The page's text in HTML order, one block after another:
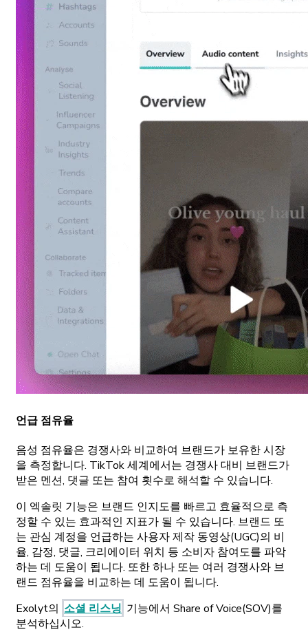
언급 점유율
음성 점유율은 경쟁사와 비교하여 브랜드가 보유한 시장
을 측정합니다. TikTok 세계에서는 경쟁사 대비 브랜드가
받은 멘션, 댓글 또는 참여 횟수로 해석할 수 있습니다.
이 엑솔릿 기능은 브랜드 인지도를 빠르고 효율적으로 측
정할 수 있는 효과적인 지표가 될 수 있습니다. 브랜드 또
는 관심 계정을 언급하는 사용자 제작 동영상(UGC)의 비
율, 감정, 댓글, 크리에이터 위치 등 소비자 참여도를 파악
하는 데 도움이 됩니다. 또한 하나 또는 여러 경쟁사와 브
랜드 점유율을 비교하는 데 도움이 됩니다.
Exolyt의 소셜 리스닝 기능에서 Share of Voice(SOV)를
분석하십시오.